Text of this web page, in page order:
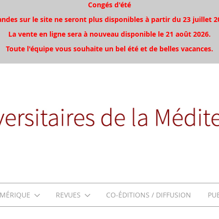
Congés d'été
sur le site ne seront plus disponibles à partir du 23 juillet
La vente en ligne sera à nouveau disponible le 21 août 2026.
Toute l'équipe vous souhaite un bel été et de belles vacances.
REVUES CO-ÉDITIONS / DIFFUSION